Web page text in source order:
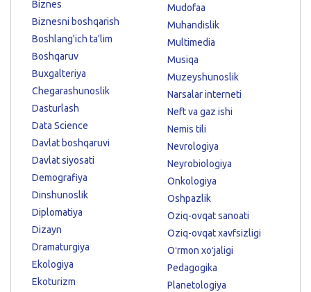
Biznes
Biznesni boshqarish
Boshlang'ich ta'lim
Boshqaruv
Buxgalteriya
Chegarashunoslik
Dasturlash
Data Science
Davlat boshqaruvi
Davlat siyosati
Demografiya
Dinshunoslik
Diplomatiya
Dizayn
Dramaturgiya
Ekologiya
Ekoturizm
Mudofaa
Muhandislik
Multimedia
Musiqa
Muzeyshunoslik
Narsalar interneti
Neft va gaz ishi
Nemis tili
Nevrologiya
Neyrobiologiya
Onkologiya
Oshpazlik
Oziq-ovqat sanoati
Oziq-ovqat xavfsizligi
Oʻrmon xoʻjaligi
Pedagogika
Planetologiya